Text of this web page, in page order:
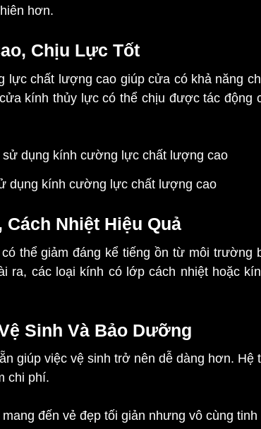
hơn.
Chịu Lực Tốt
lực chất lượng cao giúp cửa có khả năng
kính thủy lực có thể chịu được tác động
dụng kính cường lực chất lượng cao
Cách Nhiệt Hiệu Quả
thể giảm đáng kể tiếng ồn từ môi trường
ra, các loại kính có lớp cách nhiệt hoặc
Sinh Và Bảo Dưỡng
giúp việc vệ sinh trở nên dễ dàng hơn.
chi phí.